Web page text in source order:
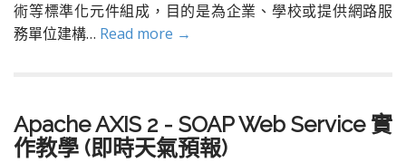
術等標準化元件組成，目的是為企業、學校或提供網路服
務單位建構… Read more →
Apache AXIS 2 - SOAP Web Service 實
作教學 (即時天氣預報)